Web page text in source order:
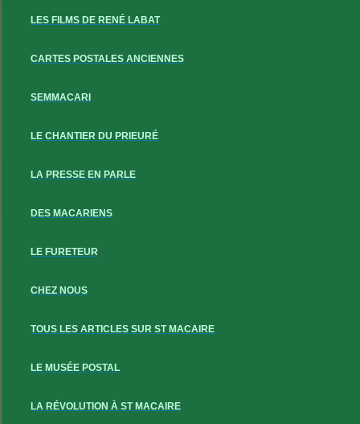
LES FILMS DE RENÉ LABAT
CARTES POSTALES ANCIENNES
SEMMACARI
LE CHANTIER DU PRIEURÉ
LA PRESSE EN PARLE
DES MACARIENS
LE FURETEUR
CHEZ NOUS
TOUS LES ARTICLES SUR ST MACAIRE
LE MUSÉE POSTAL
LA RÉVOLUTION À ST MACAIRE